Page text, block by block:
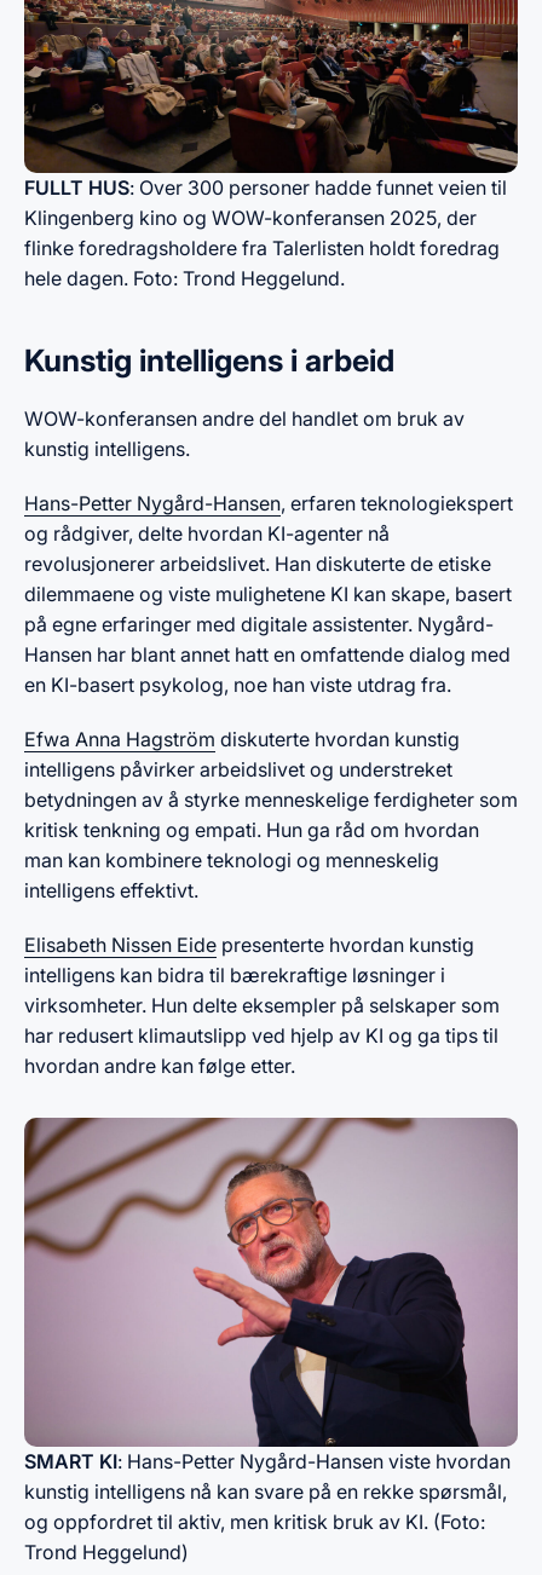
FULLT HUS: Over 300 personer hadde funnet veien til
Klingenberg kino og WOW-konferansen 2025, der
flinke foredragsholdere fra Talerlisten holdt foredrag
hele dagen. Foto: Trond Heggelund.
Kunstig intelligens i arbeid
WOW-konferansen andre del handlet om bruk av
kunstig intelligens.
Hans-Petter Nygård-Hansen, erfaren teknologiekspert
og rådgiver, delte hvordan KI-agenter nå
revolusjonerer arbeidslivet. Han diskuterte de etiske
dilemmaene og viste mulighetene KI kan skape, basert
på egne erfaringer med digitale assistenter.​ Nygård-
Hansen har blant annet hatt en omfattende dialog med
en KI-basert psykolog, noe han viste utdrag fra.
Efwa Anna Hagström diskuterte hvordan kunstig
intelligens påvirker arbeidslivet og understreket
betydningen av å styrke menneskelige ferdigheter som
kritisk tenkning og empati. Hun ga råd om hvordan
man kan kombinere teknologi og menneskelig
intelligens effektivt.​
Elisabeth Nissen Eide presenterte hvordan kunstig
intelligens kan bidra til bærekraftige løsninger i
virksomheter. Hun delte eksempler på selskaper som
har redusert klimautslipp ved hjelp av KI og ga tips til
hvordan andre kan følge etter.​
SMART KI: Hans-Petter Nygård-Hansen viste hvordan
kunstig intelligens nå kan svare på en rekke spørsmål,
og oppfordret til aktiv, men kritisk bruk av KI. (Foto:
Trond Heggelund)